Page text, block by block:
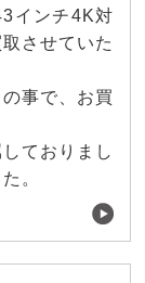
インチ4K対
させていた
事で、お買
ておりまし
。